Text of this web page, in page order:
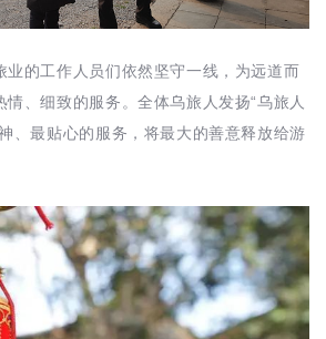
业的工作人员们依然坚守一线，为远道而
、细致的服务。全体乌旅人发扬“乌旅人
、最贴心的服务，将最大的善意释放给游